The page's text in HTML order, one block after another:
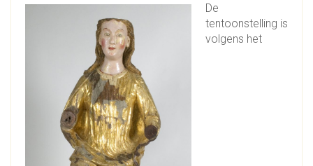
De
tentoonstelling is
volgens het